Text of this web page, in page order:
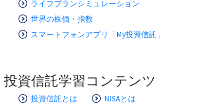
ライフプランシミュレーション
世界の株価・指数
スマートフォンアプリ「My投資信託」
投資信託学習コンテンツ
投資信託とは NISAとは